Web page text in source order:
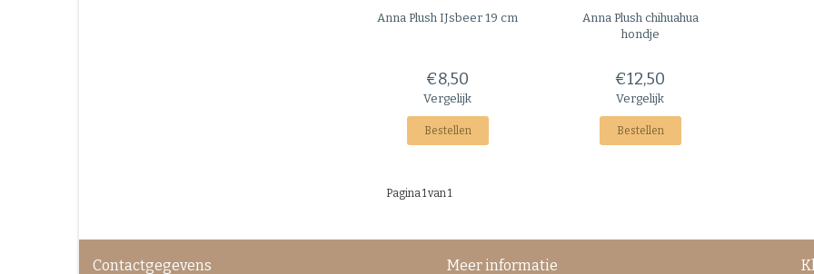
Anna Plush IJsbeer 19 cm
€8,50
Vergelijk
Bestellen
Anna Plush chihuahua
hondje
€12,50
Vergelijk
Bestellen
Pagina 1 van 1
Contactgegevens Meer informatie